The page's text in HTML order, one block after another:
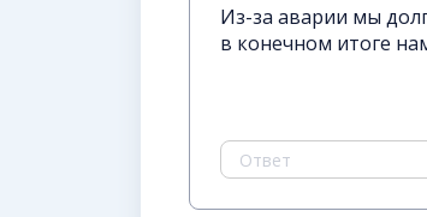
Из-за аварии мы
в конечном итоге